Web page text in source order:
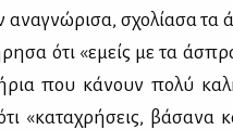
ανα­γνώ­ρι­σα, σχο­λί­α­σα τα
ότι «εμείς με τα
που κά­νουν πο­λύ
«κα­τα­χρή­σεις, βά­σα­να